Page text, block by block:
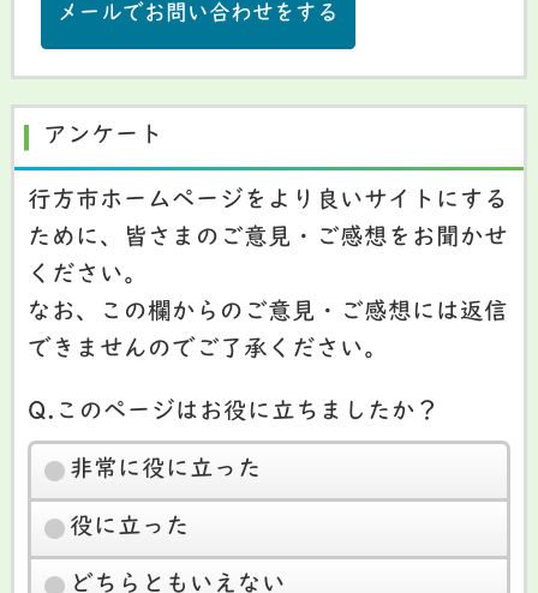
メールでお問い合わせをする
アンケート
行方市ホームページをより良いサイトにする
ために、皆さまのご意見・ご感想をお聞かせ
ください。
なお、この欄からのご意見・ご感想には返信
できませんのでご了承ください。
Q.このページはお役に立ちましたか？
非常に役に立った
役に立った
どちらともいえない